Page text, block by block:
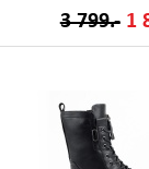
3 799.- 1